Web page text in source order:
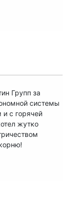
Групп за
системы
и с горячей
жутко